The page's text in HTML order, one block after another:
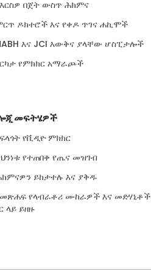
በጀት ውስጥ ሕክምና
ዶክተሮች እና የቀዶ ጥገና ሐኪሞች
እና JCI እውቅና ያላቸው ሆስፒታሎች
የምክክር አማራጮች
መፍትሄዎች
የቪዲዮ ምክክር
የተጠበቀ የጤና መዝገብ
ይከታተሉ እና ያቅዱ
የላብራቶሪ ሙከራዎች እና መድሃኒቶች
ላይ ይዘዙ